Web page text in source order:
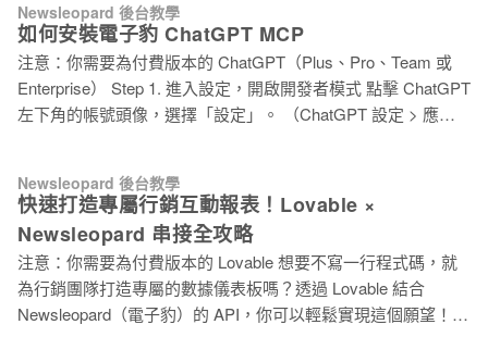
Newsleopard 後台教學
如何安裝電子豹 ChatGPT MCP
注意：你需要為付費版本的 ChatGPT（Plus、Pro、Team 或
Enterprise） Step 1. 進入設定，開啟開發者模式 點擊 ChatGPT
左下角的帳號頭像，選擇「設定」。 （ChatGPT 設定 > 應用
「開啟」（藍色）。 ⚠️ 開啟開發者模式後，記憶功能會暫時停
用，這是正常現象。 （在進階設定頁面，開啟開發者模式）
Step 2. 新增電子豹 MCP 應用程式 開啟開發者模式後，點擊右
上角的「建立應用程式」按鈕。 在跳出的「新增應用程式」視
窗中，填入以下資訊： * 名稱：電子豹 MCP（可自訂） * MCP
伺服器 URL：https://mcp.newsleopard.com/mcp 往下捲動，勾
Newsleopard 後台教學
快速打造專屬行銷互動報表！Lovable ×
Newsleopard 串接全攻略
注意：你需要為付費版本的 Lovable 想要不寫一行程式碼，就
為行銷團隊打造專屬的數據儀表板嗎？透過 Lovable 結合
Newsleopard（電子豹）的 API，你可以輕鬆實現這個願望！